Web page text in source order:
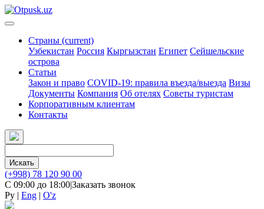
Страны (current)
Узбекистан Россия Кыргызстан Египет Сейшельские
острова
Статьи
Закон и право COVID-19: правила въезда/выезда Визы
Документы Компания Об отелях Советы туристам
Корпоративным клиентам
Контакты
Искать
(+998) 78 120 90 00
С 09:00 до 18:00|Заказать звонок
Ру | Eng | O'z